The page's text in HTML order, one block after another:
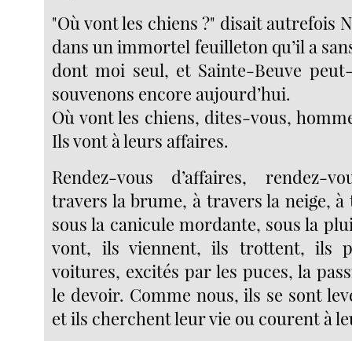
"Où vont les chiens ?" disait autrefois
dans un immortel feuilleton qu’il a
dont moi seul, et Sainte-Beuve
souvenons encore aujourd’hui.
Où vont les chiens, dites-vous,
Ils vont à leurs affaires.
Rendez-vous d’affaires, rendez-
travers la brume, à travers la neige,
sous la canicule mordante, sous la
vont, ils viennent, ils trottent, ils
voitures, excités par les puces, la
le devoir. Comme nous, ils se sont
et ils cherchent leur vie ou courent à